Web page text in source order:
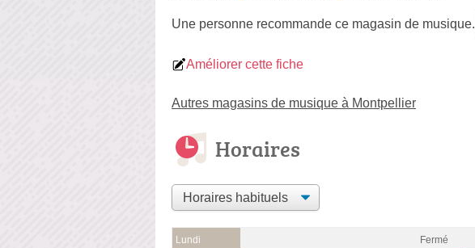
Une personne recommande ce magasin de musique.
Améliorer cette fiche
Autres magasins de musique à Montpellier
Horaires
Lundi Fermé